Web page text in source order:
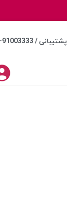
پشتیبانی / 91003333-021